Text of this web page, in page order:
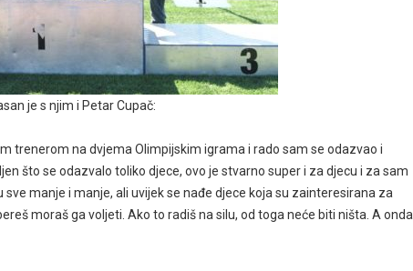
je s njim i Petar Cupač:
trenerom na dvjema Olimpijskim igrama i rado sam se odazvao i
što se odazvalo toliko djece, ovo je stvarno super i za djecu i za sam
manje i manje, ali uvijek se nađe djece koja su zainteresirana za
moraš ga voljeti. Ako to radiš na silu, od toga neće biti ništa. A onda